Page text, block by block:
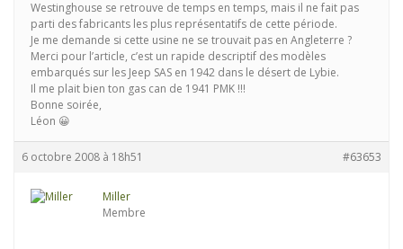
Westinghouse se retrouve de temps en temps, mais il ne fait pas
parti des fabricants les plus représentatifs de cette période.
Je me demande si cette usine ne se trouvait pas en Angleterre ?
Merci pour l’article, c’est un rapide descriptif des modèles
embarqués sur les Jeep SAS en 1942 dans le désert de Lybie.
Il me plait bien ton gas can de 1941 PMK !!!
Bonne soirée,
Léon 😀
6 octobre 2008 à 18h51 #63653
Miller
Membre